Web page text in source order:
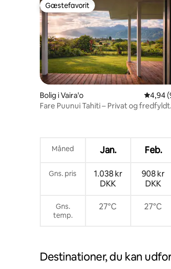
Gæstefavorit
Gæstefavorit
Bolig i Vaira'o 4,94
4,94
Fare Puunui Tahiti – Privat og fredfyldt
Måned Jan. Feb.
Gns. pris
1.038 kr
DKK
908 kr
DKK
Gns.
temp.
27°C 27°C
Destinationer, du kan